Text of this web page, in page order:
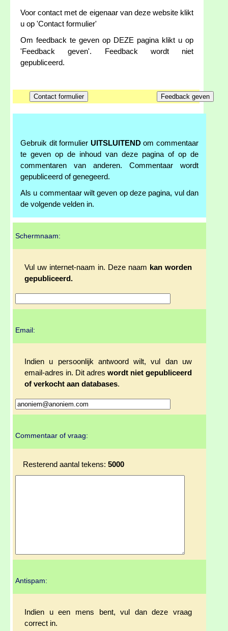
Voor contact met de eigenaar van deze website klikt
u op 'Contact formulier'
Om feedback te geven op DEZE pagina klikt u op
'Feedback geven'. Feedback wordt niet
gepubliceerd.
Gebruik dit formulier UITSLUITENDom commentaar
te geven op de inhoud van deze pagina of op de
commentaren van anderen. Commentaar wordt
gepubliceerd of genegeerd.
Als u commentaar wilt geven op deze pagina, vul dan
de volgende velden in.
Schermnaam:
Vul uw internet-naam in. Deze naam kan worden
gepubliceerd.
Email:
Indien u persoonlijk antwoord wilt, vul dan uw
email-adres in. Dit adres wordt niet gepubliceerd
of verkocht aan databases.
Commentaar of vraag:
Resterend aantal tekens: 5000
Antispam:
Indien u een mens bent, vul dan deze vraag
correct in.